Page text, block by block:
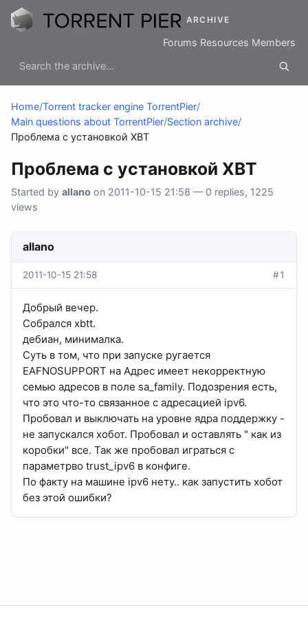
ARCHIVE
Forums Resources Members
Home/Torrent tracker engine TorrentPier/
Main questions about TorrentPier/Section archive/
Проблема с установкой XBT
Проблема с установкой XBT
Started by allano on 2011-10-15 21:58 — 0 replies, 1225
views
allano
2011-10-15 21:58 #1
Добрый вечер.
Собрался xbtt.
дебиан, минималка.
Суть в том, что при запуске ругается
EAFNOSUPPORT на Адрес имеет некорректную
семью адресов в поле sa_family. Подозрения есть,
что это что-то связанное с адресацией ipv6.
Пробовал и выключать на уровне ядра поддержку -
не запускался хобот. Пробовал и оставлять " как из
коробки" все. Так же пробовал играться с
параметрво trust_ipv6 в конфиге.
По факту на машине ipv6 нету.. как запустить хобот
без этой ошибки?